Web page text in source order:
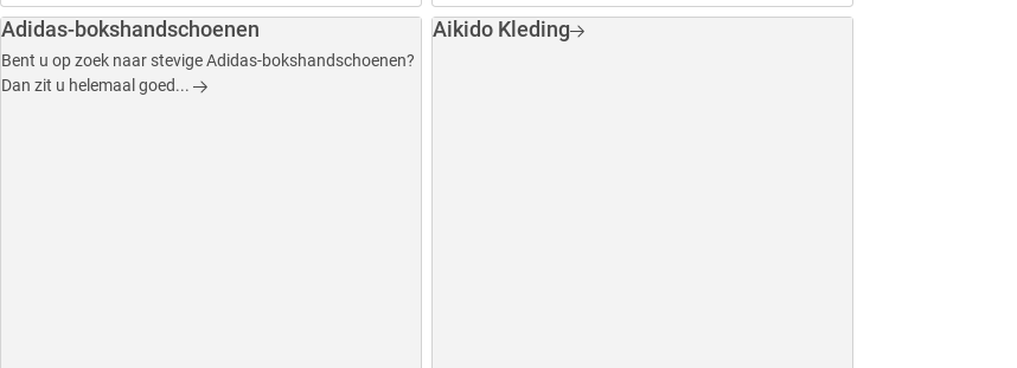
Adidas-bokshandschoenen
Bent u op zoek naar stevige Adidas-bokshandschoenen?
Dan zit u helemaal goed...
Aikido Kleding